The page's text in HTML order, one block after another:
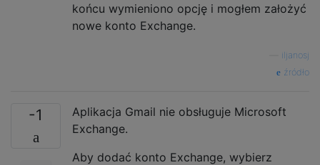
końcu wymieniono opcję i mogłem założyć
nowe konto Exchange.
iljanosj
źródło
-1
Aplikacja Gmail nie obsługuje Microsoft
Exchange.
Aby dodać konto Exchange, wybierz